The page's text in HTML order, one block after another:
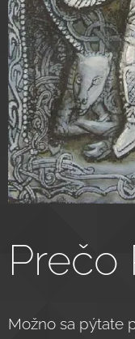
Prečo
Možno sa pýtate